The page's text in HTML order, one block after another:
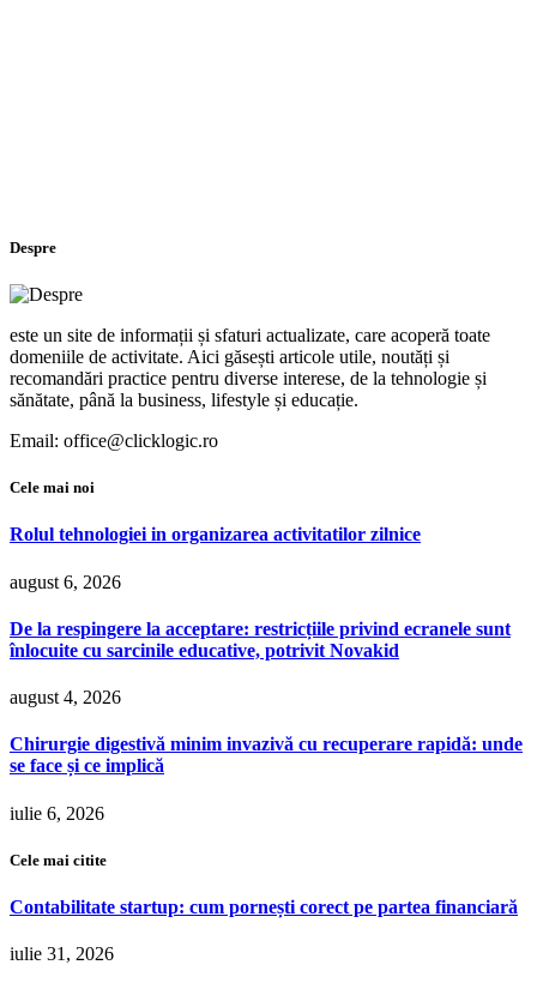
Despre
este un site de informații și sfaturi actualizate, care acoperă toate
domeniile de activitate. Aici găsești articole utile, noutăți și
recomandări practice pentru diverse interese, de la tehnologie și
sănătate, până la business, lifestyle și educație.
Email: office@clicklogic.ro
Cele mai noi
Rolul tehnologiei in organizarea activitatilor zilnice
august 6, 2026
De la respingere la acceptare: restricțiile privind ecranele sunt
înlocuite cu sarcinile educative, potrivit Novakid
august 4, 2026
Chirurgie digestivă minim invazivă cu recuperare rapidă: unde
se face și ce implică
iulie 6, 2026
Cele mai citite
Contabilitate startup: cum pornești corect pe partea financiară
iulie 31, 2026